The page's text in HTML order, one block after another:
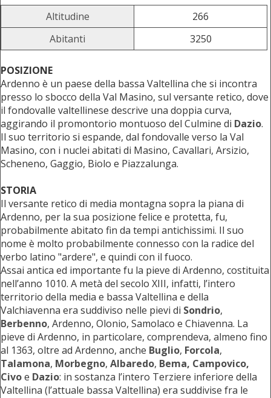
Altitudine
266
Abitanti
3250
POSIZIONE
Ardenno è un paese della bassa Valtellina che si incontra
presso lo sbocco della Val Masino, sul versante retico, dove
il fondovalle valtellinese descrive una doppia curva,
aggirando il promontorio montuoso del Culmine di Dazio.
Il suo territorio si espande, dal fondovalle verso la Val
Masino, con i nuclei abitati di Masino, Cavallari, Arsizio,
Scheneno, Gaggio, Biolo e Piazzalunga.
STORIA
Il versante retico di media montagna sopra la piana di
Ardenno, per la sua posizione felice e protetta, fu,
probabilmente abitato fin da tempi antichissimi. Il suo
nome è molto probabilmente connesso con la radice del
verbo latino "ardere", e quindi con il fuoco.
Assai antica ed importante fu la pieve di Ardenno, costituita
nell’anno 1010. A metà del secolo XIII, infatti, l’intero
territorio della media e bassa Valtellina e della
Valchiavenna era suddiviso nelle pievi di Sondrio,
Berbenno, Ardenno, Olonio, Samolaco e Chiavenna. La
pieve di Ardenno, in particolare, comprendeva, almeno fino
al 1363, oltre ad Ardenno, anche Buglio, Forcola,
Talamona, Morbegno, Albaredo, Bema, Campovico,
Civoe Dazio: in sostanza l’intero Terziere inferiore della
Valtellina (l’attuale bassa Valtellina) era suddivise fra le